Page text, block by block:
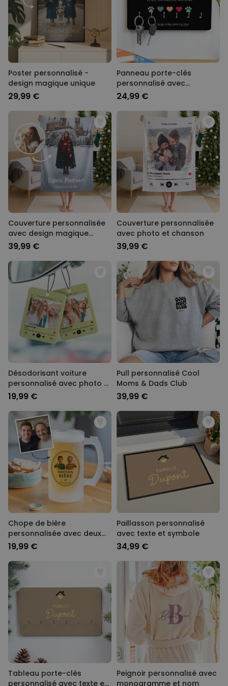
Poster personnalisé -
design magique unique
29,99 €
Panneau porte-clés
personnalisé avec
symboles et noms
24,99 €
Couverture personnalisée
avec design magique
unique
39,99 €
Couverture personnalisée
avec photo et chanson
39,99 €
Désodorisant voiture
personnalisé avec photo et
chanson - Lot de 2
19,99 €
Pull personnalisé Cool
Moms & Dads Club
39,99 €
Chope de bière
personnalisée avec deux
visages et logo
19,99 €
Paillasson personnalisé
avec texte et symbole
34,99 €
Tableau porte-clés
personnalisé avec texte et
Peignoir personnalisé avec
monogramme et nom